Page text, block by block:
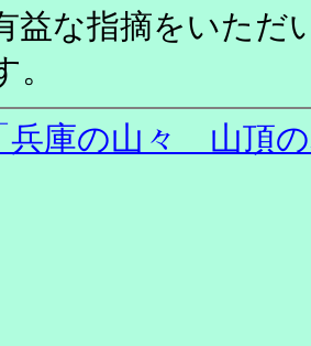
な指摘をいただ
。
兵庫の山々 山頂